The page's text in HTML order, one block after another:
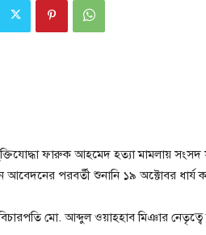
ফারুক আহমেদ হত্যা মামলায়
আবেদনের পরবর্তী শুনানি ১৯ অক্টোবর ধার্য
বিচারপতি মো. আব্দুল ওয়াহ্হাব মিঞার